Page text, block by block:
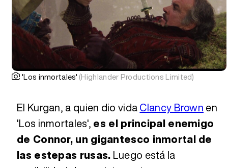
'Los inmortales' (Highlander Productions Limited)
El Kurgan, a quien dio vidaClancy Brown en
'Los inmortales', es el principal enemigo
de Connor, un gigantesco inmortal de
las estepas rusas. Luego está la